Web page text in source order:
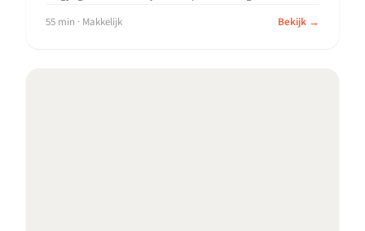
55 min · Makkelijk Bekijk →